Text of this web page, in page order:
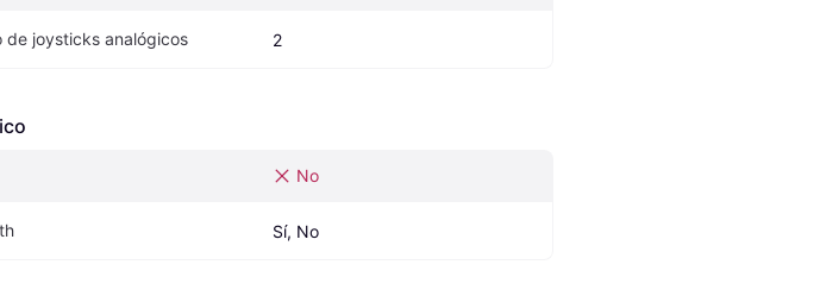
de joysticks analógicos 2
No
Sí, No